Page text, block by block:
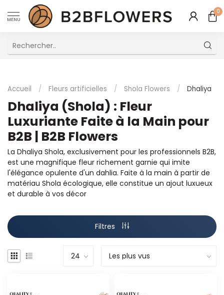
MENU
0
Accueil / Fleurs artificielles / Shola Flowers / Dhaliya
Dhaliya (Shola) : Fleur
Luxuriante Faite à la Main pour
B2B | B2B Flowers
La Dhaliya Shola, exclusivement pour les professionnels B2B,
est une magnifique fleur richement garnie qui imite
l'élégance opulente d'un dahlia. Faite à la main à partir de
matériau Shola écologique, elle constitue un ajout luxueux
et durable à vos décor
Filtres